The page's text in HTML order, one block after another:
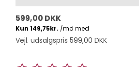
599,00 DKK
Vejl. udsalgspris 599,00 DKK